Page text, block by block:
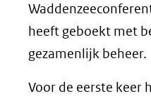
heeft geboekt met
gezamenlijk beheer.
Voor de eerste keer